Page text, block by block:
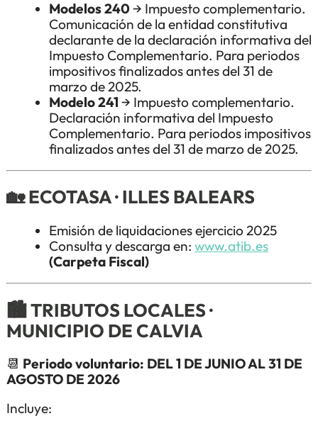
Modelos 240→ Impuesto complementario.
Comunicación de la entidad constitutiva
declarante de la declaración informativa del
Impuesto Complementario. Para periodos
impositivos finalizados antes del 31 de
marzo de 2025.
Modelo 241 → Impuesto complementario.
Declaración informativa del Impuesto
Complementario. Para periodos impositivos
finalizados antes del 31 de marzo de 2025.
🏡 ECOTASA · ILLES BALEARS
Emisión de liquidaciones ejercicio 2025
Consulta y descarga en: www.atib.es
(Carpeta Fiscal)
🏙️ TRIBUTOS LOCALES ·
MUNICIPIO DE CALVIA
📆 Periodo voluntario: DEL 1 DE JUNIO AL 31 DE
AGOSTO DE 2026
Incluye: